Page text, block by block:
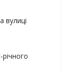
вулиці